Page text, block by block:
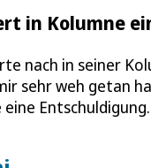
in Kolumne
nach in seiner
sehr weh getan